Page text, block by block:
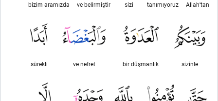
Allah'tan
tanımıyoruz
sizi
ve belirmiştir
bizim aramızda
sizinle
bir düşmanlık
ve nefret
sürekli